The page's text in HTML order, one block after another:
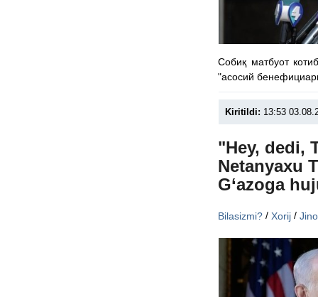
Собиқ матбуот
"асосий
Kiritildi: 13:53
"Hey, dedi,
Netanyaxu
G‘azoga
Bilasizmi? /Xorij /